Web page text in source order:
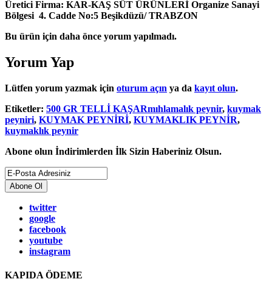
Üretici Firma: KAR-KAŞ SÜT ÜRÜNLERİ Organize Sanayi
Bölgesi 4. Cadde No:5 Beşikdüzü/ TRABZON
Bu ürün için daha önce yorum yapılmadı.
Yorum Yap
Lütfen yorum yazmak için oturum açın ya da kayıt olun.
Etiketler: 500 GR TELLİ KAŞARmıhlamalık peynir, kuymak
peyniri, KUYMAK PEYNİRİ, KUYMAKLIK PEYNİR,
kuymaklık peynir
Abone olun İndirimlerden İlk Sizin Haberiniz Olsun.
Abone Ol
twitter
google
facebook
youtube
instagram
KAPIDA ÖDEME